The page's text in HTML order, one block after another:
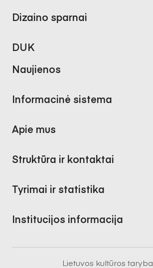
Dizaino sparnai
DUK
Naujienos
Informacinė sistema
Apie mus
Struktūra ir kontaktai
Tyrimai ir statistika
Institucijos informacija
Lietuvos kultūros taryba